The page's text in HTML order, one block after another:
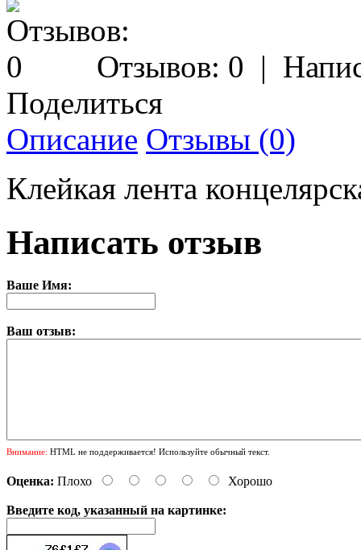
Отзывов: 0 |
Поделиться
Описание Отзывы (0)
Клейкая лента
Написать отзыв
Ваше Имя:
Ваш отзыв:
Внимание: HTML не поддерживается! Используйте обычный текст.
Оценка: Плохо Хорошо
Введите код, указанный на картинке: